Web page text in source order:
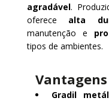
agradável.
oferece alta
manutenção e
tipos de ambientes.
Gradil